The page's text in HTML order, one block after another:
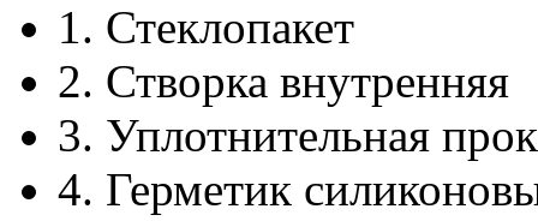
1. Стеклопакет
2. Створка внутренняя
3. Уплотнительная
4. Герметик